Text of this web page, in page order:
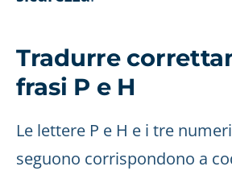
Tradurre
frasi P e H
Le lettere P e H e i tre
seguono corrispondono a